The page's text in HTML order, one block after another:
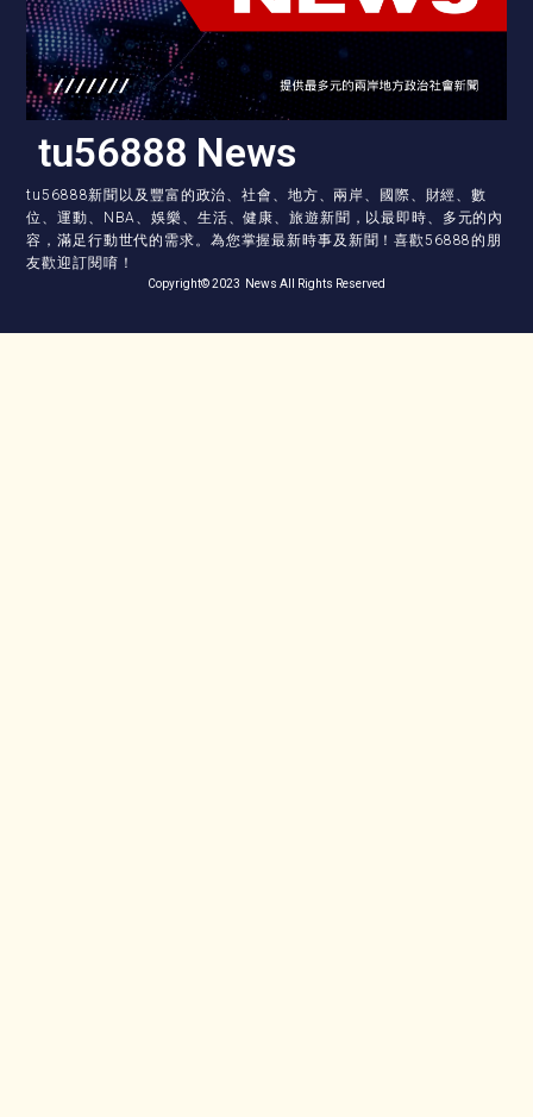
tu56888 News
tu56888新聞以及豐富的政治、社會、地方、兩岸、國際、財經、數
位、運動、NBA、娛樂、生活、健康、旅遊新聞，以最即時、多元的內
容，滿足行動世代的需求。為您掌握最新時事及新聞！喜歡56888的朋
友歡迎訂閱唷！
Copyright© 2023 News All Rights Reserved